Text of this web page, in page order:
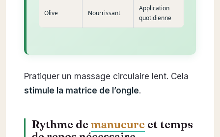
Olive Nourrissant
Application
quotidienne
Pratiquer un massage circulaire lent. Cela
stimule la matrice de l’ongle.
Rythme de manucure et temps